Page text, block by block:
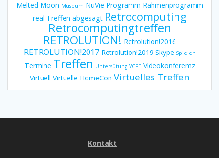
Melted Moon Museum NuVie Programm Rahmenprogramm
real Treffen abgesagt Retrocomputing
Retrocomputingtreffen
RETROLUTION! Retrolution!2016
RETROLUTION!2017 Retrolution!2019 Skype Spielen
Termine Treffen Untersütung VCFE Videokonferemz
Virtuell Virtuelle HomeCon Virtuelles Treffen
Kontakt